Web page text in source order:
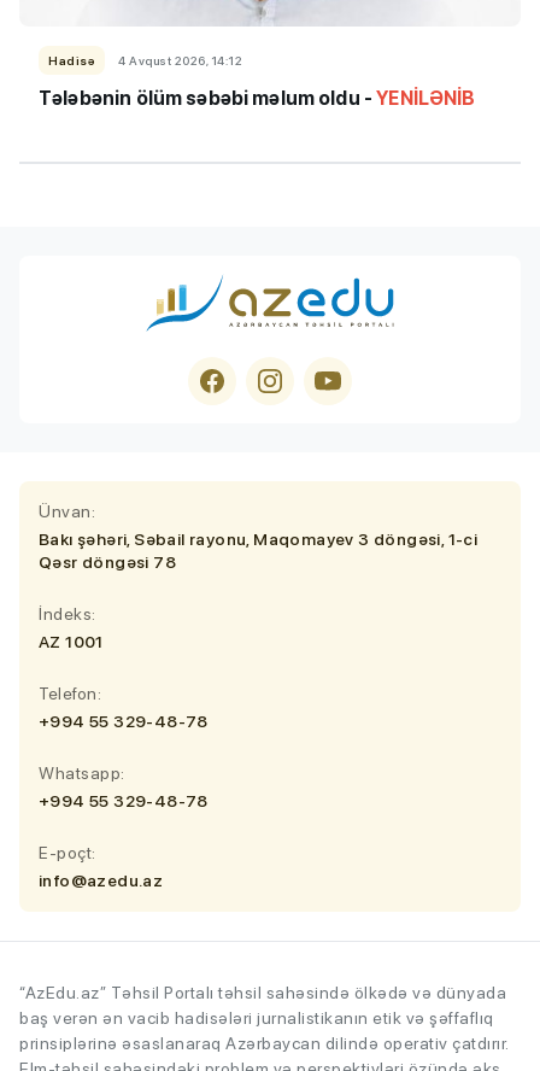
Hadisə 4 Avqust 2026, 14:12
Tələbənin ölüm səbəbi məlum oldu -YENİLƏNİB
Ünvan:
Bakı şəhəri, Səbail rayonu, Maqomayev 3 döngəsi, 1-ci
Qəsr döngəsi 78
İndeks:
AZ 1001
Telefon:
+994 55 329-48-78
Whatsapp:
+994 55 329-48-78
E-poçt:
info@azedu.az
“AzEdu.az” Təhsil Portalı təhsil sahəsində ölkədə və dünyada
baş verən ən vacib hadisələri jurnalistikanın etik və şəffaflıq
prinsiplərinə əsaslanaraq Azərbaycan dilində operativ çatdırır.